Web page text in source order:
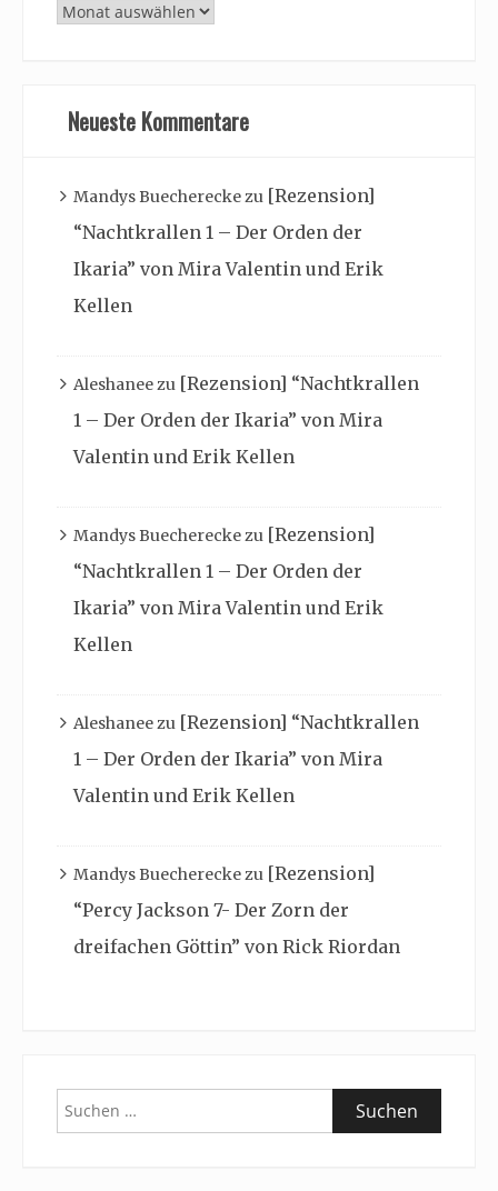
Archiv
Neueste Kommentare
Mandys Buechereckezu [Rezension]
“Nachtkrallen 1 – Der Orden der
Ikaria” von Mira Valentin und Erik
Kellen
Aleshaneezu [Rezension] “Nachtkrallen
1 – Der Orden der Ikaria” von Mira
Valentin und Erik Kellen
Mandys Buechereckezu [Rezension]
“Nachtkrallen 1 – Der Orden der
Ikaria” von Mira Valentin und Erik
Kellen
Aleshaneezu [Rezension] “Nachtkrallen
1 – Der Orden der Ikaria” von Mira
Valentin und Erik Kellen
Mandys Buechereckezu [Rezension]
“Percy Jackson 7- Der Zorn der
dreifachen Göttin” von Rick Riordan
Suchen
nach: